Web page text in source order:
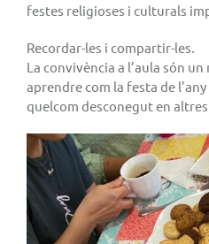
festes religioses i culturals
Recordar-les i compartir-les.
La convivència a l’aula són
aprendre com la festa de
quelcom desconegut en